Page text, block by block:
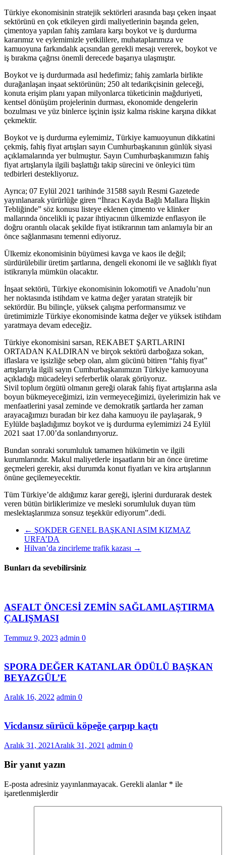
Türkiye ekonomisinin stratejik sektörleri arasında başı çeken inşaat
sektörünü en çok etkileyen girdi maliyetlerinin başında gelen,
çimentoya yapılan fahiş zamlara karşı boykot ve iş durdurma
kararımız ve eylemimizle yetkililere, muhataplarımıza ve
kamuoyuna farkındalık açısından gerekli mesajı vererek, boykot ve
iş bırakma çağrısı önemli derecede başarıya ulaşmıştır.
Boykot ve iş durdurmada asıl hedefimiz; fahiş zamlarla birlikte
durağanlaşan inşaat sektörünün; 250 alt tedarikçisinin geleceği,
konuta erişim planı yapan milyonlarca tüketicinin mağduriyeti,
kentsel dönüşüm projelerinin durması, ekonomide dengelerin
bozulması ve yüz binlerce işçinin işsiz kalma riskine karşına dikkat
çekmektir.
Boykot ve iş durdurma eylemimiz, Türkiye kamuoyunun dikkatini
çekmiş, fahiş fiyat artışları sayın Cumhurbaşkanının günlük siyasi
açıklamalarında yer bulmuştur. Sayın Cumhurbaşkanımızın fahiş
fiyat artışlarıyla ilgili başlattığı takip sürecini ve önleyici tüm
tedbirleri destekliyoruz.
Ayrıca; 07 Eylül 2021 tarihinde 31588 sayılı Resmi Gazetede
yayınlanarak yürürlüğe giren “İhracı Kayda Bağlı Mallara İlişkin
Tebliğinde” söz konusu listeye eklenen çimento ve klinker
mallarında öncelikli iç pazar ihtiyacının ülkemizde enflasyon ile
doğru orantılı olacak şekilde fiyat istikrarının tam anlamıyla bir an
önce sağlanmasını temenni ediyoruz.
Ülkemiz ekonomisinin büyümesi kavga ve kaos ile değil;
sürdürülebilir üretim şartlarına, dengeli ekonomi ile ve sağlıklı fiyat
istikrarıyla mümkün olacaktır.
İnşaat sektörü, Türkiye ekonomisinin lokomotifi ve Anadolu’nun
her noktasında istihdam ve katma değer yaratan stratejik bir
sektördür. Bu bilinçle, yüksek çalışma performansımız ve
üretimimizle Türkiye ekonomisinde katma değer ve yüksek istihdam
yaratmaya devam edeceğiz.
Türkiye ekonomisini sarsan, REKABET ŞARTLARINI
ORTADAN KALDIRAN ve birçok sektörü darboğaza sokan,
iflaslara ve işsizliğe sebep olan, alım gücünü bitiren “fahiş fiyat”
artışlarıyla ilgili sayın Cumhurbaşkanımızın Türkiye kamuoyuna
açıkladığı mücadeleyi seferberlik olarak görüyoruz.
Sivil toplum örgütü olmanın gereği olarak fahiş fiyat artışlarına asla
boyun bükmeyeceğimizi, izin vermeyeceğimizi, üyelerimizin hak ve
menfaatlerini yasal zeminde ve demokratik şartlarda her zaman
arayacağımızı buradan bir kez daha kamuoyu ile paylaşarak, 9
Eylülde başladığımız boykot ve iş durdurma eylemimizi 24 Eylül
2021 saat 17.00’da sonlandırıyoruz.
Bundan sonraki sorumluluk tamamen hükümetin ve ilgili
kurumlarındır. Makul maliyetlerle inşaatların bir an önce üretime
geçmeleri gerekir, aksi durumda konut fiyatları ve kira artışlarının
önüne geçilemeyecektir.
Tüm Türkiye’de aldığımız karar gereği, işlerini durdurarak destek
veren bütün birliklerimize ve mesleki sorumluluk duyan tüm
meslektaşlarımıza sonsuz teşekkür ediyorum”.dedi.
← ŞOKDER GENEL BAŞKANI ASIM KIZMAZ
URFA’DA
Hilvan’da zincirleme trafik kazası →
Bunları da sevebilirsiniz
ASFALT ÖNCESİ ZEMİN SAĞLAMLAŞTIRMA
ÇALIŞMASI
Temmuz 9, 2023 admin 0
SPORA DEĞER KATANLAR ÖDÜLÜ BAŞKAN
BEYAZGÜL’E
Aralık 16, 2022 admin 0
Vicdansız sürücü köpeğe çarpıp kaçtı
Aralık 31, 2021 Aralık 31, 2021 admin 0
Bir yanıt yazın
E-posta adresiniz yayınlanmayacak. Gerekli alanlar * ile
işaretlenmişlerdir